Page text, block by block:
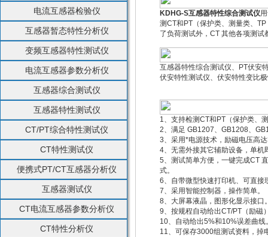
电流互感器检验仪
互感器暂态特性分析仪
变频互感器特性测试仪
电流互感器参数分析仪
互感器综合测试仪
互感器特性测试仪
CT/PT综合特性测试仪
CT特性测试仪
便携式PT/CT互感器分析仪
互感器测试仪
CT电流互感器参数分析仪
CT特性分析仪
KDHG-S互感器特性综合测试仪
测CT和PT（保护类、测量类、
了负荷测试外，CT 其他各项测
互感器特性综合测试仪、PT伏安
伏安特性测试仪、伏安特性变比
1、支持检测CT和PT（保护类、
2、满足 GB1207、GB1208、
3、采用*电源技术，励磁电压高
4、无需外接其它辅助设备，单机
5、测试简单方便，一键完成CT
式。
6、自带微型快速打印机、可直接
7、采用智能控制器，操作简单。
8、大屏幕液晶，图形化显示接口
9、按规程自动给出CT/PT（励磁
10、自动给出5%和10%误差曲线
11、可保存3000组测试资料，掉